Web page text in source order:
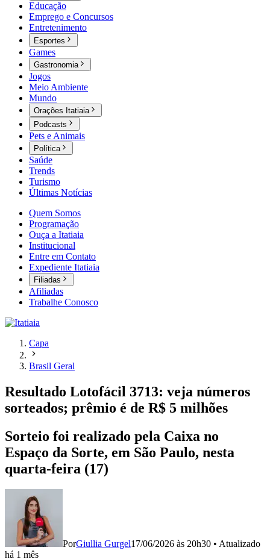
Educação
Emprego e Concursos
Entretenimento
Esportes
Games
Gastronomia
Jogos
Meio Ambiente
Mundo
Orações Itatiaia
Podcasts
Pets e Animais
Política
Saúde
Trends
Turismo
Últimas Notícias
Quem Somos
Programação
Ouça a Itatiaia
Institucional
Entre em Contato
Expediente Itatiaia
Filiadas
Afiliadas
Trabalhe Conosco
Capa
Brasil Geral
Resultado Lotofácil 3713: veja números
sorteados; prêmio é de R$ 5 milhões
Sorteio foi realizado pela Caixa no
Espaço da Sorte, em São Paulo, nesta
quarta-feira (17)
PorGiullia Gurgel17/06/2026 às 20h30 • Atualizado
há 1 mês